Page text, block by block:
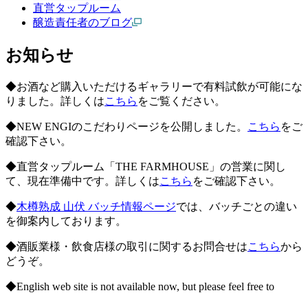
直営タップルーム
醸造責任者のブログ
お知らせ
◆お酒など購入いただけるギャラリーで有料試飲が可能にな
りました。詳しくはこちら をご覧ください。
◆NEW ENGIのこだわりページを公開しました。 こちら をご
確認下さい。
◆直営タップルーム「THE FARMHOUSE」の営業に関し
て、現在準備中です。詳しくはこちら をご確認下さい。
◆木樽熟成 山伏 バッチ情報ページでは、バッチごとの違い
を御案内しております。
◆酒販業様・飲食店様の取引に関するお問合せはこちらから
どうぞ。
◆English web site is not available now, but please feel free to